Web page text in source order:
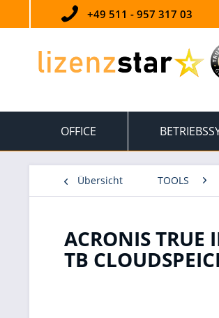
+49 511 - 957 317 03
OFFICE
Übersicht TOOLS
ACRONIS
TB